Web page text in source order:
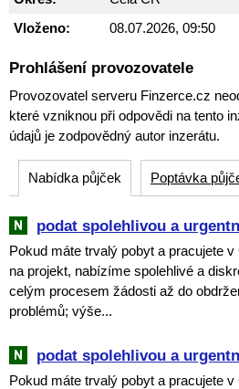
Vloženo:
08.07.2026, 09:50
Prohlášení provozovatele
Provozovatel serveru Finzerce.cz
které vzniknou při odpovědi na tento
údajů je zodpovědný autor inzerátu.
Nabídka půjček Poptávka
podat spolehlivou a
Pokud máte trvalý pobyt a pracujete
na projekt, nabízíme spolehlivé a
celým procesem žádosti až do
problémů; výše...
podat spolehlivou a
Pokud máte trvalý pobyt a pracujete